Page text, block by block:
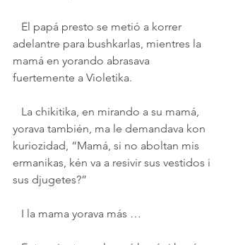
adelantre para bushkarlas, mientres la
mamá en yorando abrasava
fuertemente a Violetika.
yorava también, ma le demandava kon
kuriozidad, “Mamá, si no aboltan mis
ermanikas, kén va a resivir sus vestidos i
sus djugetes?”
   I la mama yorava más …